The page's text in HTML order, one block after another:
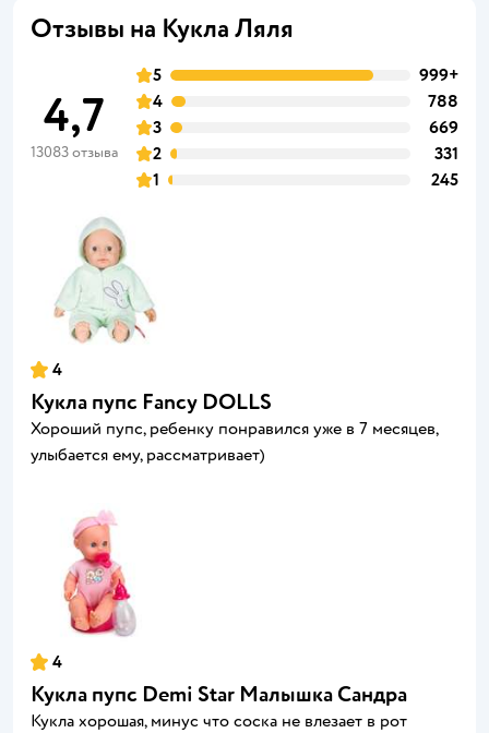
Отзывы на Кукла Ляля
4,7
13083 отзыва
5
999+
4
788
3
669
2
331
1
245
4
Кукла пупс Fancy DOLLS
Хороший пупс, ребенку понравился уже в 7 месяцев,
улыбается ему, рассматривает)
4
Кукла пупс Demi Star Малышка Сандра
Кукла хорошая, минус что соска не влезает в рот